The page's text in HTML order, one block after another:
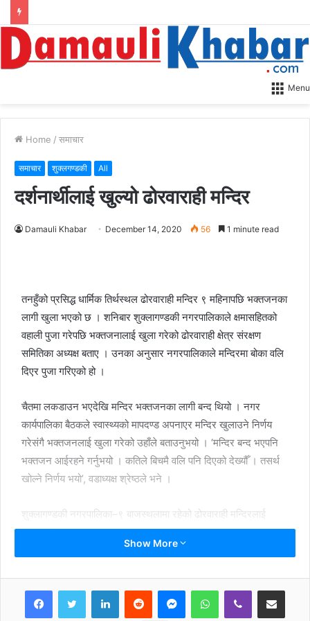
Menu
Home / समाचार
समाचार शुक्लगण्डकी All
दर्शनार्थीलाई खुल्यो ढोरवाराही मन्दिर
Damauli Khabar December 14, 2020 56 1 minute read
तनहुँको प्रसिद्ध धार्मिक तिर्थस्थल ढोरवाराही मन्दिर ९ महिनापछि भक्तजनका
लागी खुला भएको छ । शनिबार शुक्लागण्डकी नगरपालिकाले क्षमासहितको
वहाली पुजा गरेपछि भक्तजनालाई खुला गरेको ढोरवाराही क्षेत्र संरक्षण
समितिका अध्यक्ष बताए । उनका अनुसार नगरपालिकाले मन्दिरमा बोका वलि
दिएर पुजा गरिएको हो ।
चैतमा लकडाउन भएदेखि मन्दिर भक्तजनका लागी बन्द थियो । नगर
कार्यपालिका बैठकले स्वास्थ्यको मापदण्ड अपनाएर मन्दिर खुलाउने निर्णय
गरेसंगै भक्तजनलाई खुला गरेको उहाँले बताउनुभयो । ‘मन्दिर बन्द भएपनि
भक्तजन आईरहने गर्नुभयो । कतिले बिचमै वलि पनि दिएको देख्यौँ । तसर्थ
खोल्ने निर्णय भयो’, वडाध्यक्ष श्रेष्ठले भने ।
शुक्लागण्डकी नगरपालिका–९ बाजस्थलामा रहेको ढोरवाराही मन्दिरलाई
भगवान् विष्णुको तेस्रो अवतारका रुपमा लिइन्छ । मन्दिरको दर्शन गरेमा
भाकल पूरा हुने, रोगव्यादी निको हुने जनविश्वास छ । यसर्थ टाढा टाढाबाट
जंगलले चारैतिर घेरिएको पहाडको बीचमा मनोरम स्थानमा मन्दिर रहेको छ ।
Show More
LinkedInReddit MessengerWhatsAppViber Share via Email